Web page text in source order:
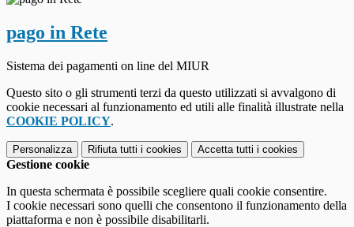
pago in Rete
Sistema dei pagamenti on line del MIUR
Questo sito o gli strumenti terzi da questo utilizzati si avvalgono di
cookie necessari al funzionamento ed utili alle finalità illustrate nella
COOKIE POLICY.
Personalizza Rifiuta tutti i cookies Accetta tutti i cookies
Gestione cookie
In questa schermata è possibile scegliere quali cookie consentire.
I cookie necessari sono quelli che consentono il funzionamento della
piattaforma e non è possibile disabilitarli.